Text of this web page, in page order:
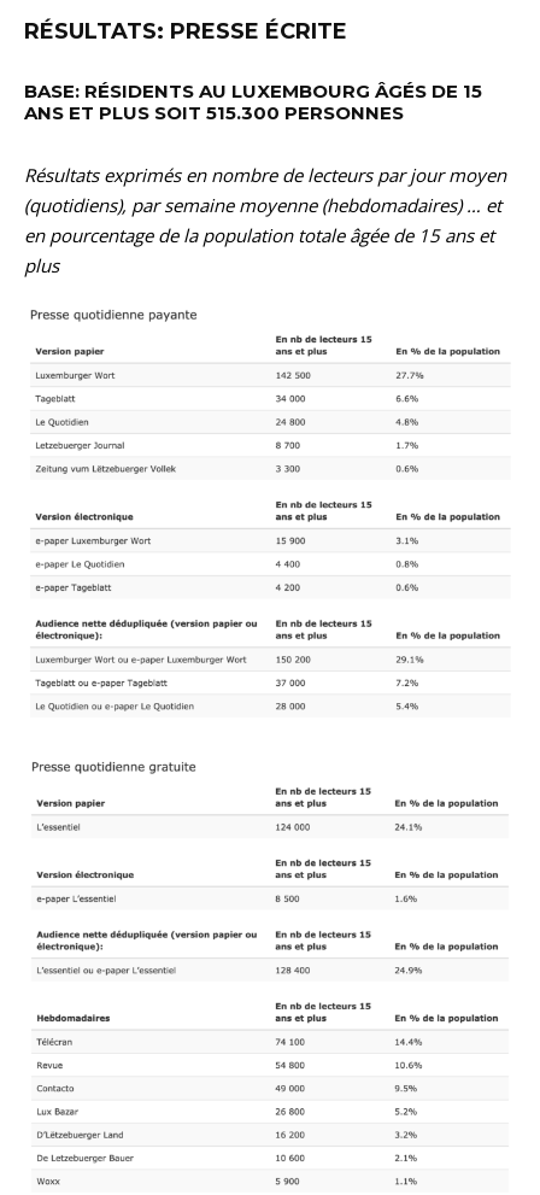
RÉSULTATS: PRESSE ÉCRITE
BASE: RÉSIDENTS AU LUXEMBOURG ÂGÉS DE 15
ANS ET PLUS SOIT 515.300 PERSONNES
Résultats exprimés en nombre de lecteurs par jour moyen
(quotidiens), par semaine moyenne (hebdomadaires) … et
en pourcentage de la population totale âgée de 15 ans et
plus